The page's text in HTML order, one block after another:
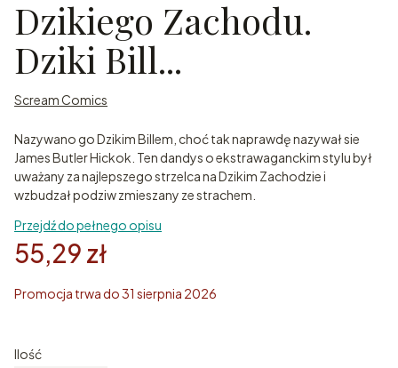
Dzikiego Zachodu.
Dziki Bill...
Scream Comics
Nazywano go Dzikim Billem, choć tak naprawdę nazywał sie
James Butler Hickok. Ten dandys o ekstrawaganckim stylu był
uważany za najlepszego strzelca na Dzikim Zachodzie i
wzbudzał podziw zmieszany ze strachem.
Przejdź do pełnego opisu
55,29 zł
Promocja trwa do 31 sierpnia 2026
Ilość